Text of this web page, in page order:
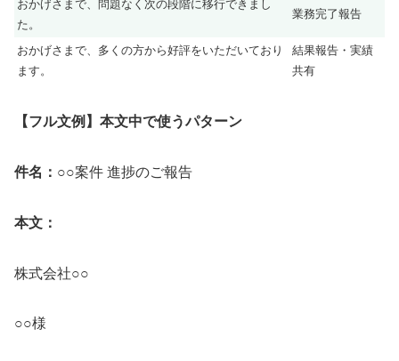
おかげさまで、問題なく次の段階に移行できまし
た。
業務完了報告
おかげさまで、多くの方から好評をいただいており
ます。
結果報告・実績
共有
【フル文例】本文中で使うパターン
件名： ○○案件 進捗のご報告
本文：
株式会社○○
○○様